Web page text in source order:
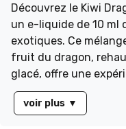
Découvrez le Kiwi
un e-liquide de 10 ml
exotiques. Ce
fruit du dragon,
glacé, offre une
chaque inhalation.
de vape, il garantit
voir plus ▼